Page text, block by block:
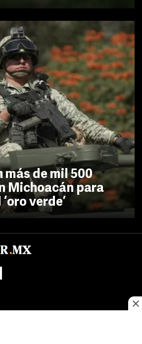
más de mil 500
Michoacán para
verde’